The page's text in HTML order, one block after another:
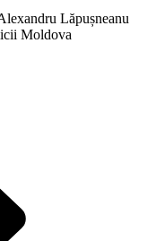
Lăpușneanu
Moldova